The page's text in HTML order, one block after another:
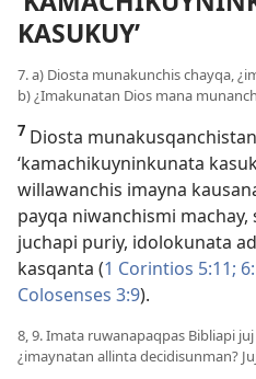
KASUKUY’
7. a) Diosta munakunchis chayqa,
b) ¿Imakunatan Dios mana
7 Diosta
‘kamachikuyninkunata
willawanchis imayna
payqa niwanchismi
juchapi puriy, idolokunata
kasqanta (1 Corintios 5:11;
Colosenses 3:9).
8, 9. Imata ruwanapaqpas Bibliapi
¿imaynatan allinta decidisunman?